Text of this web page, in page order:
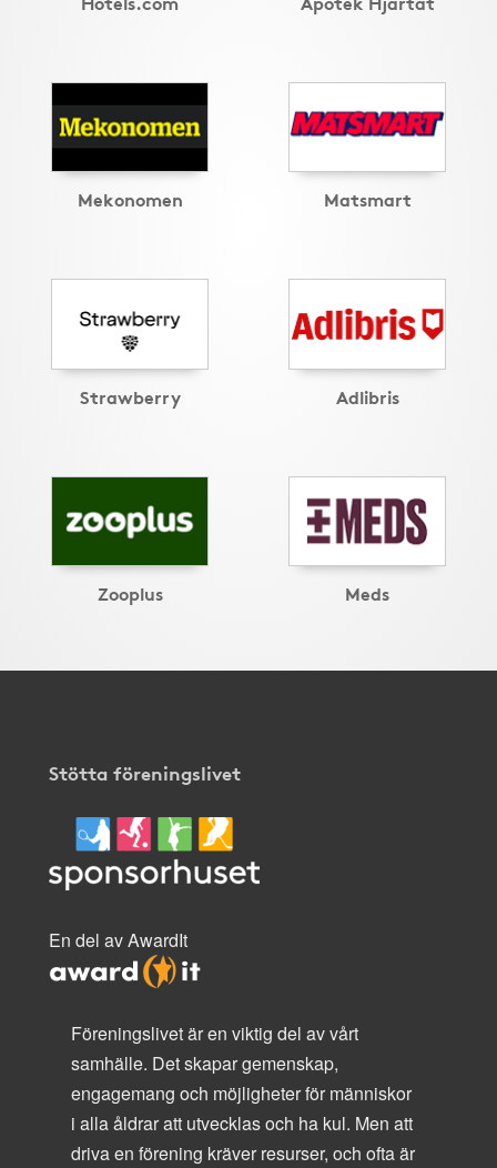
Mekonomen Matsmart
Strawberry Adlibris
Zooplus Meds
Stötta föreningslivet
En del av AwardIt
Föreningslivet är en viktig del av vårt
samhälle. Det skapar gemenskap,
engagemang och möjligheter för människor
i alla åldrar att utvecklas och ha kul. Men att
driva en förening kräver resurser, och ofta är